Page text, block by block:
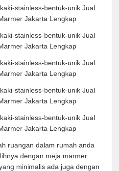
ruangan dalam rumah anda
dengan meja marmer
minimalis ada juga dengan